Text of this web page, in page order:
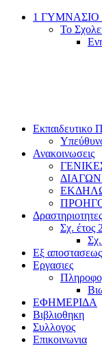
1
Το
Εκπαιδευτικο
Ανακοινωσεις
Δραστηριοτητες
Σχ. έτος
Εξ
Εργασιες
ΕΦΗΜΕΡΙΔΑ
Βιβλιοθηκη
Συλλογος
Επικοινωνια